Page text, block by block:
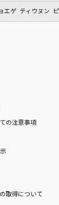
エゲ ティウヌン
の注意事項
取得について